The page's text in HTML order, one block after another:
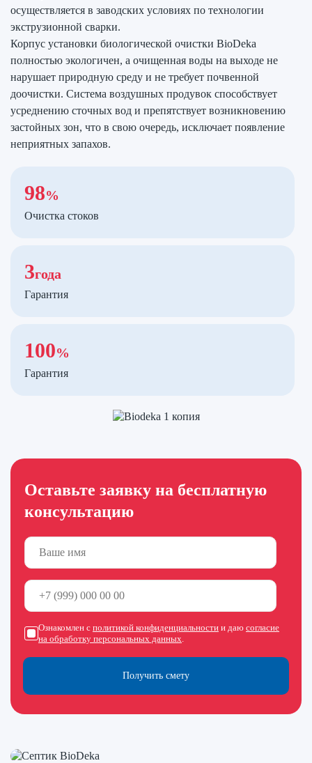
осуществляется в заводских условиях по технологии
экструзионной сварки.
Корпус установки биологической очистки BioDeka
полностью экологичен, а очищенная воды на выходе не
нарушает природную среду и не требует почвенной
доочистки. Система воздушных продувок способствует
усреднению сточных вод и препятствует возникновению
застойных зон, что в свою очередь, исключает появление
неприятных запахов.
98%
Очистка стоков
3года
Гарантия
100%
Гарантия
Оставьте заявку на бесплатную
консультацию
Получить смету
Ознакомлен с политикой конфиденциальности и даю согласие
на обработку персональных данных